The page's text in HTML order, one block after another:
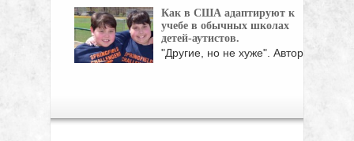
инклюзивного ...
Как в США адаптируют к
учебе в обычных школах
детей-аутистов.
"Другие, но не хуже". Автор